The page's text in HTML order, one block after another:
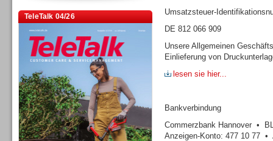
TeleTalk 04/26
Umsatzsteuer-
DE 812 066 909
Unsere Allgemeinen
Einlieferung von
lesen sie hier...
Bankverbindung
Commerzbank Hannover •
Anzeigen-Konto: 477 10 77 •